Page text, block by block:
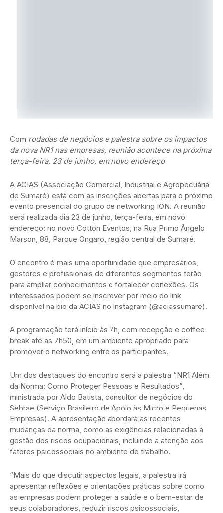
Com rodadas de negócios e palestra sobre os impactos
da nova NR1 nas empresas, reunião acontece na próxima
terça-feira, 23 de junho, em novo endereço
A ACIAS (Associação Comercial, Industrial e Agropecuária
de Sumaré) está com as inscrições abertas para o próximo
evento presencial do grupo de networking ION. A reunião
será realizada dia 23 de junho, terça-feira, em novo
endereço: no novo Cotton Eventos, na Rua Primo Ângelo
Marson, 88, Parque Ongaro, região central de Sumaré.
O encontro é mais uma oportunidade que empresários,
gestores e profissionais de diferentes segmentos terão
para ampliar conhecimentos e fortalecer conexões. Os
interessados podem se inscrever por meio do link
disponível na bio da ACIAS no Instagram (@aciassumare).
A programação terá início às 7h, com recepção e coffee
break até as 7h50, em um ambiente apropriado para
promover o networking entre os participantes.
Um dos destaques do encontro será a palestra “NR1 Além
da Norma: Como Proteger Pessoas e Resultados”,
ministrada por Aldo Batista, consultor de negócios do
Sebrae (Serviço Brasileiro de Apoio às Micro e Pequenas
Empresas). A apresentação abordará as recentes
mudanças da norma, como as exigências relacionadas à
gestão dos riscos ocupacionais, incluindo a atenção aos
fatores psicossociais no ambiente de trabalho.
“Mais do que discutir aspectos legais, a palestra irá
apresentar reflexões e orientações práticas sobre como
as empresas podem proteger a saúde e o bem-estar de
seus colaboradores, reduzir riscos psicossociais,